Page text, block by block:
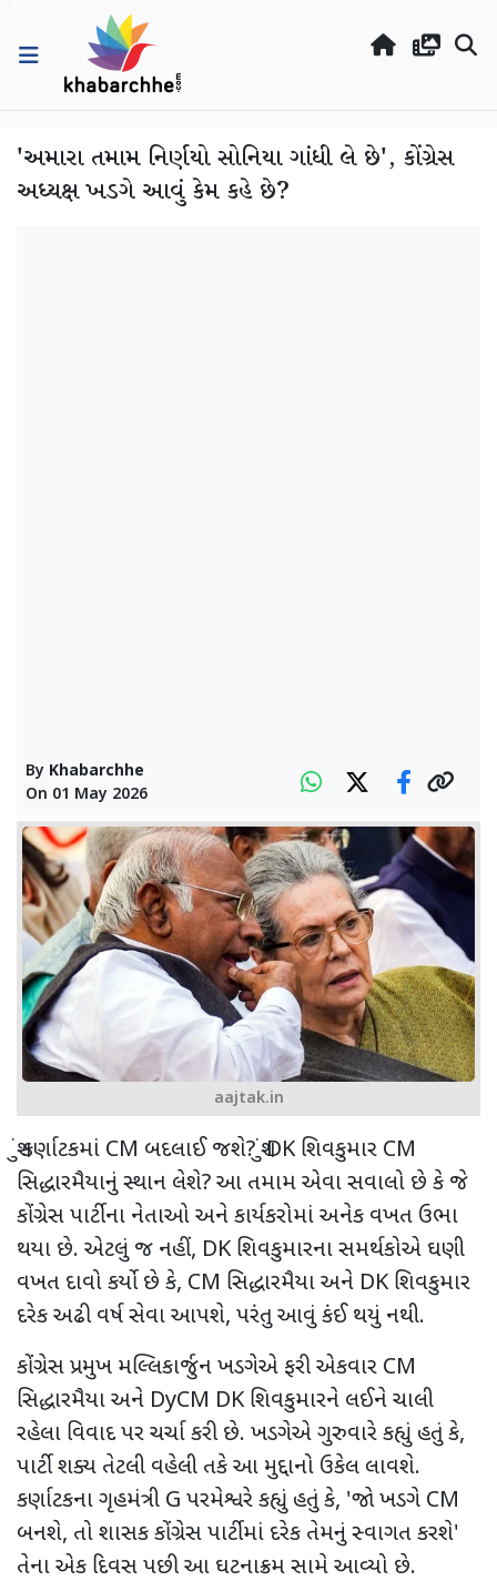
'અમારા તમામ નિર્ણયો સોનિયા ગાંધી લે છે', કોંગ્રેસ
અધ્યક્ષ ખડગે આવું કેમ કહે છે?
By Khabarchhe
On 01 May 2026
aajtak.in
શું કર્ણાટકમાં CM બદલાઈ જશે?શુંDKશિવકુમાર CM
સિદ્ધારમૈયાનું સ્થાન લેશે?આ તમામ એવા સવાલો છે કે જે
કોંગ્રેસ પાર્ટીના નેતાઓ અને કાર્યકરોમાં અનેક વખત ઉભા
થયા છે. એટલું જ નહીં, DKશિવકુમારના સમર્થકોએ ઘણી
વખત દાવો કર્યો છે કે, CM સિદ્ધારમૈયા અને DKશિવકુમાર
દરેક અઢી વર્ષ સેવા આપશે, પરંતુ આવું કંઈ થયું નથી.
કોંગ્રેસ પ્રમુખ મલ્લિકાર્જુન ખડગેએ ફરી એકવાર CM
સિદ્ધારમૈયા અને DyCM DKશિવકુમારને લઈને ચાલી
રહેલા વિવાદ પર ચર્ચા કરી છે. ખડગેએ ગુરુવારે કહ્યું હતું કે,
પાર્ટી શક્ય તેટલી વહેલી તકે આ મુદ્દાનો ઉકેલ લાવશે.
કર્ણાટકના ગૃહમંત્રી G પરમેશ્વરે કહ્યું હતું કે, 'જો ખડગે CM
બનશે, તો શાસક કોંગ્રેસ પાર્ટીમાં દરેક તેમનું સ્વાગત કરશે'
તેના એક દિવસ પછી આ ઘટનાક્રમ સામે આવ્યો છે.